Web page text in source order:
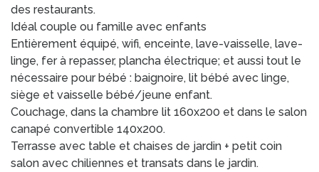
des restaurants.
Idéal couple ou famille avec enfants
Entièrement équipé, wifi, enceinte, lave-vaisselle, lave-
linge, fer à repasser, plancha électrique; et aussi tout le
nécessaire pour bébé : baignoire, lit bébé avec linge,
siège et vaisselle bébé/jeune enfant.
Couchage, dans la chambre lit 160x200 et dans le salon
canapé convertible 140x200.
Terrasse avec table et chaises de jardin + petit coin
salon avec chiliennes et transats dans le jardin.